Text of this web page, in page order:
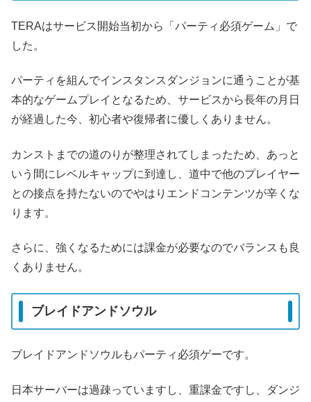
TERAはサービス開始当初から「パーティ必須ゲーム」で
した。
パーティを組んでインスタンスダンジョンに通うことが基
本的なゲームプレイとなるため、サービスから長年の月日
が経過した今、初心者や復帰者に優しくありません。
カンストまでの道のりが整理されてしまったため、あっと
いう間にレベルキャップに到達し、道中で他のプレイヤー
との接点を持たないのでやはりエンドコンテンツが辛くな
ります。
さらに、強くなるためには課金が必要なのでバランスも良
くありません。
ブレイドアンドソウル
ブレイドアンドソウルもパーティ必須ゲーです。
日本サーバーは過疎っていますし、重課金ですし、ダンジ